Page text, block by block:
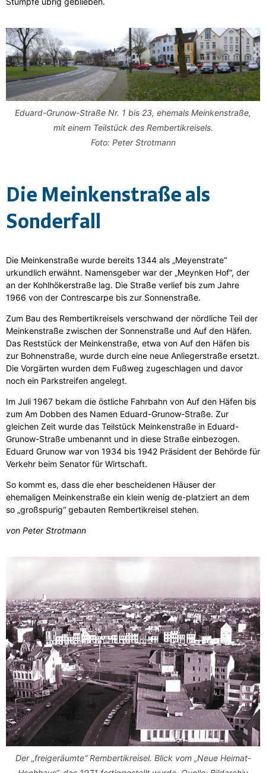
Eduard-Grunow-Straße Nr. 1 bis 23, ehemals Meinkenstraße,
mit einem Teilstück des Rembertikreisels.
Foto: Peter Strotmann
Die Meinkenstraße als
Sonderfall
Die Meinkenstraße wurde bereits 1344 als „Meyenstrate“
urkundlich erwähnt. Namensgeber war der „Meynken Hof“, der
an der Kohlhökerstraße lag. Die Straße verlief bis zum Jahre
1966 von der Contrescarpe bis zur Sonnenstraße.
Zum Bau des Rembertikreisels verschwand der nördliche Teil der
Meinkenstraße zwischen der Sonnenstraße und Auf den Häfen.
Das Reststück der Meinkenstraße, etwa von Auf den Häfen bis
zur Bohnenstraße, wurde durch eine neue Anliegerstraße ersetzt.
Die Vorgärten wurden dem Fußweg zugeschlagen und davor
noch ein Parkstreifen angelegt.
Im Juli 1967 bekam die östliche Fahrbahn von Auf den Häfen bis
zum Am Dobben des Namen Eduard-Grunow-Straße. Zur
gleichen Zeit wurde das Teilstück Meinkenstraße in Eduard-
Grunow-Straße umbenannt und in diese Straße einbezogen.
Eduard Grunow war von 1934 bis 1942 Präsident der Behörde für
Verkehr beim Senator für Wirtschaft.
So kommt es, dass die eher bescheidenen Häuser der
ehemaligen Meinkenstraße ein klein wenig de-platziert an dem
so „großspurig“ gebauten Rembertikreisel stehen.
von Peter Strotmann
Der „freigeräumte“ Rembertikreisel. Blick vom „Neue Heimat-